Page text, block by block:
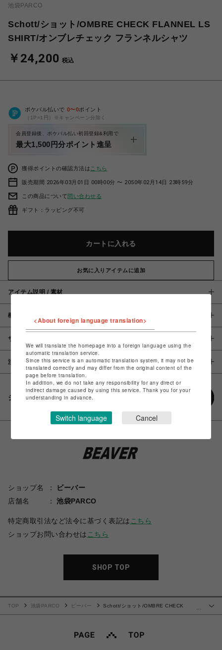
池袋PARCO
Schott/ショット/OMBRE CHECK FLANNEL LS
SHIRT/オンブレチェック フランネルシャツ
￥24,200 税込
ポケパル払いで 0〜0ポイント
（1P=1円）※キャンペーン分除く
会員登録後、ポケパル払い初回登録&利用で
最大1,500円分ポイント進呈
獲得ポイントの確認方法は こちら
販売期間 2026年03月01日 00時00分 〜 2050年02月14日 23時59分
この商品について問い合わせる
ギフト：ラッピング不可
カートに入れる
お気に入りアイテムに追加
アイテム説明 / 素材
概要
サイズ
注意事項
シェアする
ショップ名
ビーバー
店舗名
池袋PARCO
特定商取引法など法令に基づく表記は こちら
ショップお問い合わせは こちら
SHOP TOP
TOP 池袋PARCO ビーバー
Schott/ショット/OMBRE CHECK
<About foreign language translation>
We will translate the homepage into a foreign language using the
automatic translation service.
Since this service is an automatic translation system, it may not be
translated correctly and may differ from the original content of the
page before translation.
In addition, we do not take any responsibility for any direct or
indirect damage caused by using this service. Thank you for your
understanding in advance.
Switch language Cancel